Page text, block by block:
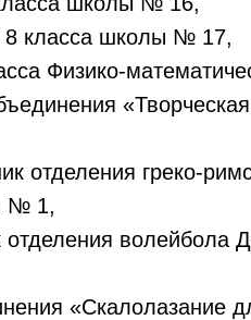
8 класса школы № 17,
Физико-
отделения греко-
№ 1,
волейбола
«Скалолазание